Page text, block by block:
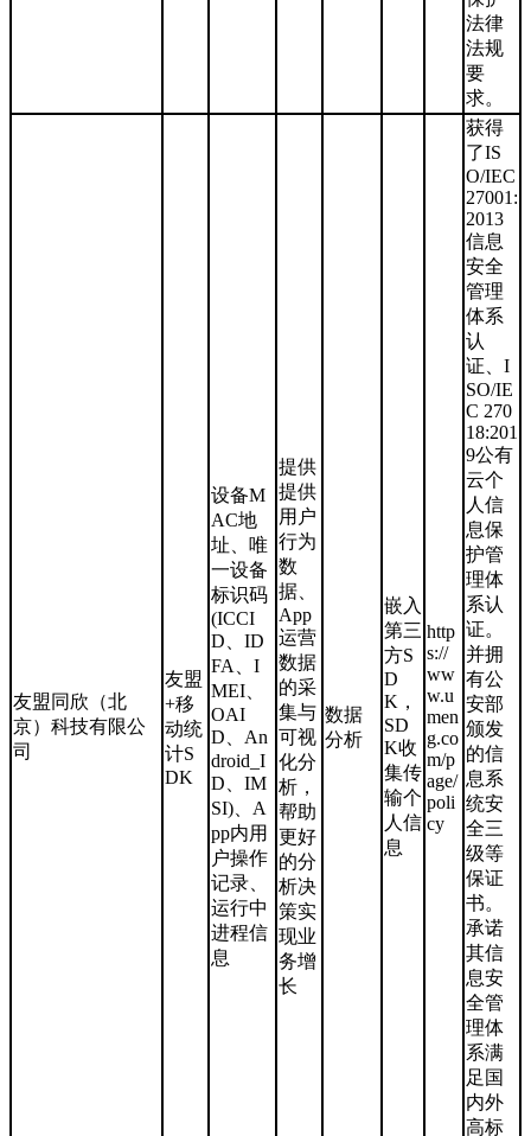
法律
法规
要
求。
友盟同欣（北
京）科技有限公
司
友盟
+移
动统
计S
DK
设备M
AC地
址、唯
一设备
标识码
(ICCI
D、ID
FA、I
MEI、
OAI
D、An
droid_I
D、IM
SI)、A
pp内用
户操作
记录、
运行中
进程信
息
提供
提供
用户
行为
数
据、
App
运营
数据
的采
集与
可视
化分
析，
帮助
更好
的分
析决
策实
现业
务增
长
数据
分析
嵌入
第三
方S
D
K，
SD
K收
集传
输个
人信
息
http
s://
ww
w.u
men
g.co
m/p
age/
poli
cy
获得
了IS
O/IEC
27001:
2013
信息
安全
管理
体系
认
证、I
SO/IE
C 270
18:201
9公有
云个
人信
息保
护管
理体
系认
证。
并拥
有公
安部
颁发
的信
息系
统安
全三
级等
保证
书。
承诺
其信
息安
全管
理体
系满
足国
内外
高标